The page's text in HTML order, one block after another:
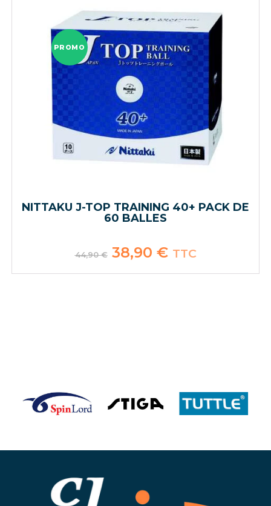
PROMO
NITTAKU J-TOP TRAINING 40+ PACK DE
60 BALLES
44,90€ Le
prix
était :
38,90 €Le
prix
est :
TTC